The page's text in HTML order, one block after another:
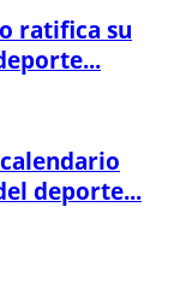
ratifica su
deporte...